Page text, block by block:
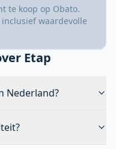
te koop op Obato.
waardevolle
Etap
Nederland?